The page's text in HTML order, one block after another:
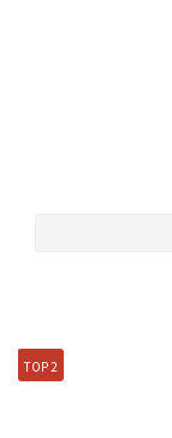
TOP 2